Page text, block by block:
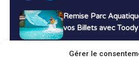
Gérer le
Remise Parc
vos Billets avec Toody